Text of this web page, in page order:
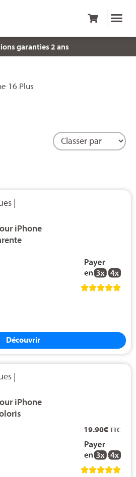
garanties 2 ans
16 Plus
|
iPhone

Découvrir
|
iPhone
19.90€TTC
